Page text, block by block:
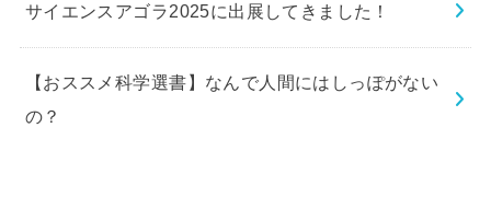
サイエンスアゴラ2025に出展してきました！
【おススメ科学選書】なんで人間にはしっぽがない
の？